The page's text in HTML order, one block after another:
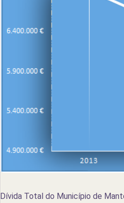
Dívida Total do Município de